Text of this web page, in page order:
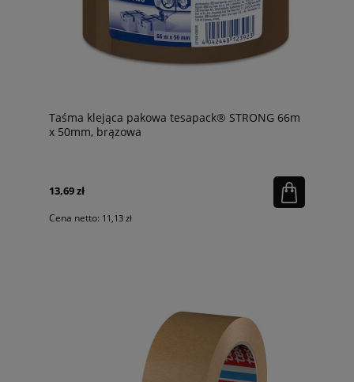
Taśma klejąca pakowa tesapack® STRONG 66m
x 50mm, brązowa
13,69 zł
Cena netto: 11,13 zł